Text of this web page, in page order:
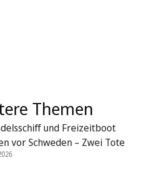
Themen
und Freizeitboot
vor Schweden – Zwei Tote